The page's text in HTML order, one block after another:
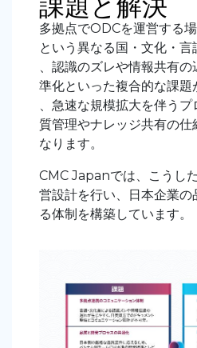
多拠点でODCを運営する
という異なる国・文化・
、認識のズレや情報共有
準化といった複合的な課題
、急速な規模拡大を伴う
質管理やナレッジ共有の仕
なります。
CMC Japanでは、こうし
営設計を行い、日本企業の
る体制を構築しています。